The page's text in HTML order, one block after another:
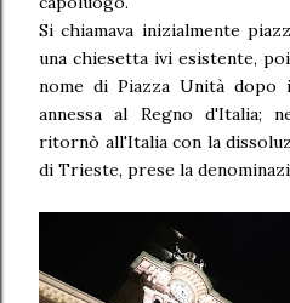
Si chiamava inizialmente
una chiesetta ivi esistente,
nome di Piazza Unità dopo
annessa al Regno d'Italia;
ritornò all'Italia con la
di Trieste, prese la